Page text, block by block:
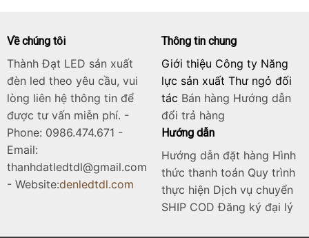
Về chúng tôi
Thành Đạt LED sản xuất
đèn led theo yêu cầu, vui
lòng liên hệ thông tin để
được tư vấn miễn phí. -
Phone: 0986.474.671 -
Email:
thanhdatledtdl@gmail.com
- Website:denledtdl.com
Thông tin chung
Giới thiệu Công ty Năng
lực sản xuất Thư ngỏ đối
tác Bán hàng Hướng dẫn
đổi trả hàng
Hướng dẫn
Hướng dẫn đặt hàng Hình
thức thanh toán Quy trình
thực hiện Dịch vụ chuyển
SHIP COD Đăng ký đại lý